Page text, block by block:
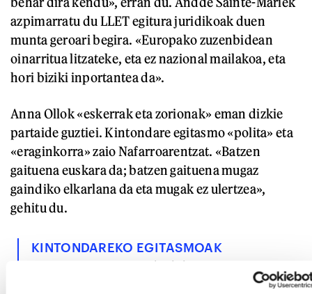
azpimarratu du LLET egitura juridikoak duen
munta geroari begira. «Europako zuzenbidean
oinarritua litzateke, eta ez nazional mailakoa, eta
hori biziki inportantea da».
Anna Ollok «eskerrak eta zorionak» eman dizkie
partaide guztiei. Kintondare egitasmo «polita» eta
«eraginkorra» zaio Nafarroarentzat. «Batzen
gaituena euskara da; batzen gaituena mugaz
gaindiko elkarlana da eta mugak ez ulertzea»,
gehitu du.
KINTONDAREKO EGITASMOAK
Meategiko labe garaia